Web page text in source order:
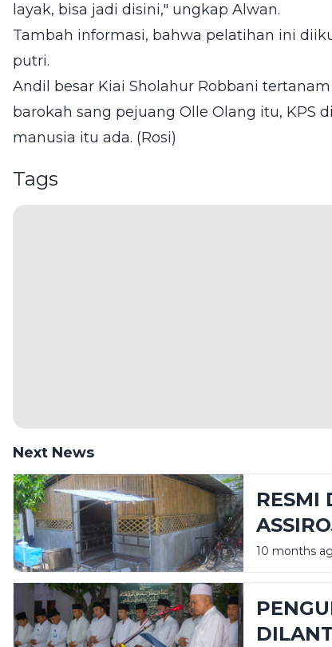
layak, bisa jadi disini," ungkap Alwan.
Tambah informasi, bahwa pelatihan ini
putri.
Andil besar Kiai Sholahur Robbani
barokah sang pejuang Olle Olang itu, KPS
manusia itu ada. (Rosi)
Tags
Next News
RESMI
10 months